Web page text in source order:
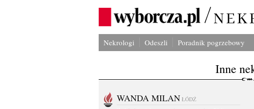
Nekrologi Odeszli Poradnik pogrzebowy
Inne
WANDA MILAN ŁÓDŹ